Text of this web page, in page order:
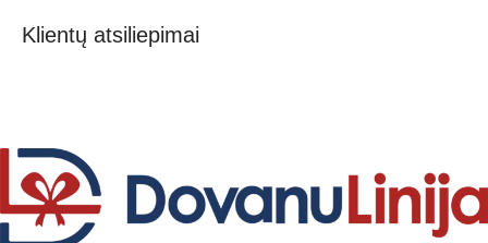
Klientų atsiliepimai